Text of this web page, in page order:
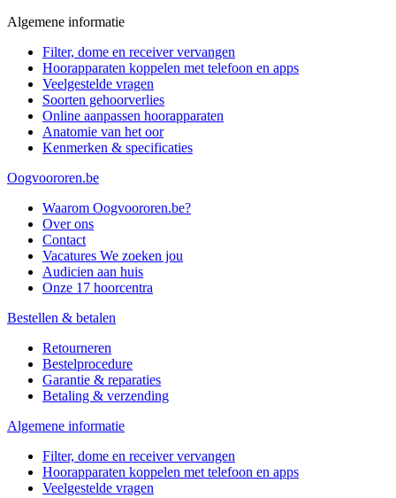
Algemene informatie
Filter, dome en receiver vervangen
Hoorapparaten koppelen met telefoon en apps
Veelgestelde vragen
Soorten gehoorverlies
Online aanpassen hoorapparaten
Anatomie van het oor
Kenmerken & specificaties
Oogvoororen.be
Waarom Oogvoororen.be?
Over ons
Contact
Vacatures We zoeken jou
Audicien aan huis
Onze 17 hoorcentra
Bestellen & betalen
Retourneren
Bestelprocedure
Garantie & reparaties
Betaling & verzending
Algemene informatie
Filter, dome en receiver vervangen
Hoorapparaten koppelen met telefoon en apps
Veelgestelde vragen